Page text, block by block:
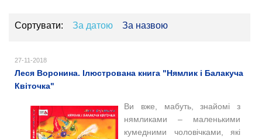
Сортувати: За датою За назвою
27-11-2018
Леся Воронина. Ілюстрована книга "Нямлик і Балакуча
Квіточка"
Ви вже, мабуть, знайомі з
нямликами – маленькими
кумедними чоловічками, які